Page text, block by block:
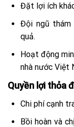
Đặt lợi ích
Đội ngũ thám
quả.
Hoạt động
nhà nước Việt
Quyền lợi thỏa
Chi phí cạnh
Bồi hoàn và